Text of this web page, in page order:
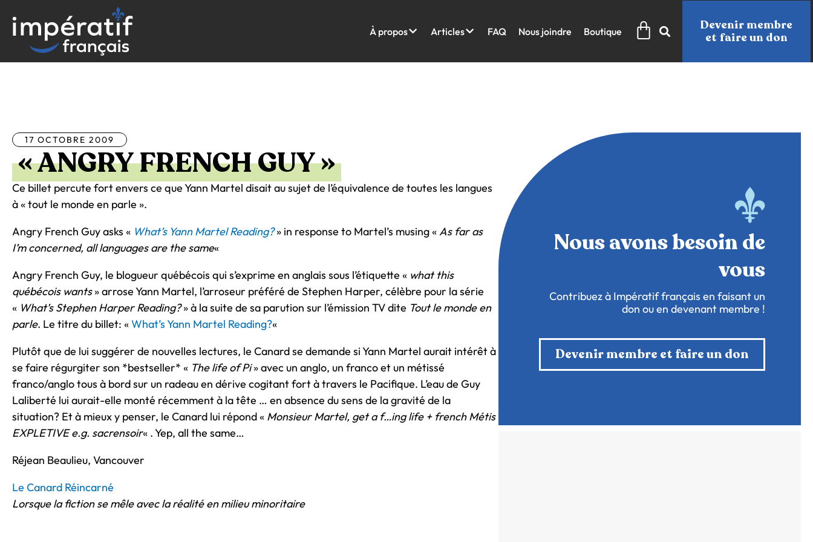
contenu
À propos Articles FAQ Nous joindre Boutique Panier
Devenir membre
et faire un don
17 OCTOBRE 2009
« ANGRY FRENCH GUY »
Ce billet percute fort envers ce que Yann Martel disait au sujet de l’équivalence de toutes les langues
à « tout le monde en parle ».
Angry French Guy asks « What’s Yann Martel Reading?» in response to Martel’s musing «As far as
I’m concerned, all languages are the same«
Angry French Guy, le blogueur québécois qui s’exprime en anglais sous l’étiquette « what this
québécois wants» arrose Yann Martel, l’arroseur préféré de Stephen Harper, célèbre pour la série
« What’s Stephen Harper Reading?» à la suite de sa parution sur l’émission TV dite Tout le monde en
parle. Le titre du billet: «What’s Yann Martel Reading?«
Plutôt que de lui suggérer de nouvelles lectures, le Canard se demande si Yann Martel aurait intérêt à
se faire régurgiter son *bestseller* « The life of Pi» avec un anglo, un franco et un métissé
franco/anglo tous à bord sur un radeau en dérive cogitant fort à travers le Pacifique. L’eau de Guy
Laliberté lui aurait-elle monté récemment à la tête … en absence du sens de la gravité de la
situation? Et à mieux y penser, le Canard lui répond « Monsieur Martel, get a f…ing life + french Métis
EXPLETIVE e.g. sacrensoir« . Yep, all the same…
Réjean Beaulieu, Vancouver
Le Canard Réincarné
Lorsque la fiction se mêle avec la réalité en milieu minoritaire
Nous avons besoin de
vous
Contribuez à Impératif français en faisant un
don ou en devenant membre !
Devenir membre et faire un don